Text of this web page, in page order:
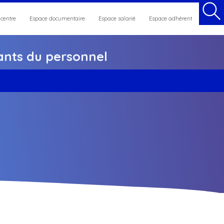
Espace documentaire Espace salarié Espace adhérent
du personnel